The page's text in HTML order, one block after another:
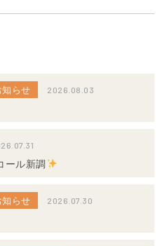
らせ 2026.08.03
ール新調
らせ 2026.07.30